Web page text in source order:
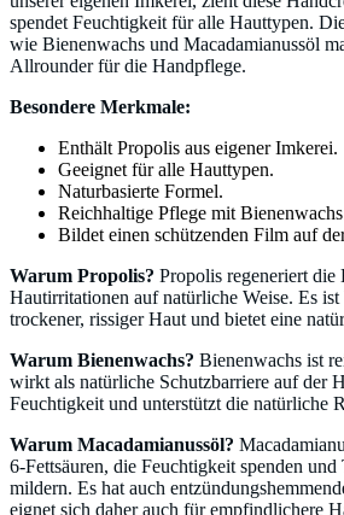
spendet Feuchtigkeit für alle Hauttypen.
wie Bienenwachs und Macadamianussöl
Allrounder für die Handpflege.
Besondere Merkmale:
Enthält Propolis aus eigener Imkerei.
Geeignet für alle Hauttypen.
Naturbasierte Formel.
Reichhaltige Pflege mit
Bildet einen schützenden Film auf
Warum Propolis? Propolis regeneriert die
Hautirritationen auf natürliche Weise. Es
trockener, rissiger Haut und bietet eine
Warum Bienenwachs? Bienenwachs ist
wirkt als natürliche Schutzbarriere auf der
Feuchtigkeit und unterstützt die natürliche
Warum Macadamianussöl?
6-Fettsäuren, die Feuchtigkeit spenden
mildern. Es hat auch
eignet sich daher auch für empfindlichere